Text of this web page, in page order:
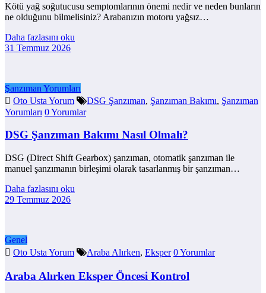
Kötü yağ soğutucusu semptomlarının önemi nedir ve neden bunların
ne olduğunu bilmelisiniz? Arabanızın motoru yağsız…
Daha fazlasını oku
31 Temmuz 2026
Şanzıman Yorumları
Oto Usta Yorum
DSG Şanzıman, Şanzıman Bakımı, Şanzıman
Yorumları 0 Yorumlar
DSG Şanzıman Bakımı Nasıl Olmalı?
DSG (Direct Shift Gearbox) şanzıman, otomatik şanzıman ile
manuel şanzımanın birleşimi olarak tasarlanmış bir şanzıman…
Daha fazlasını oku
29 Temmuz 2026
Genel
Oto Usta Yorum
Araba Alırken, Eksper 0 Yorumlar
Araba Alırken Eksper Öncesi Kontrol